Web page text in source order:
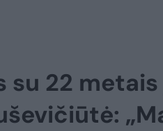
su 22